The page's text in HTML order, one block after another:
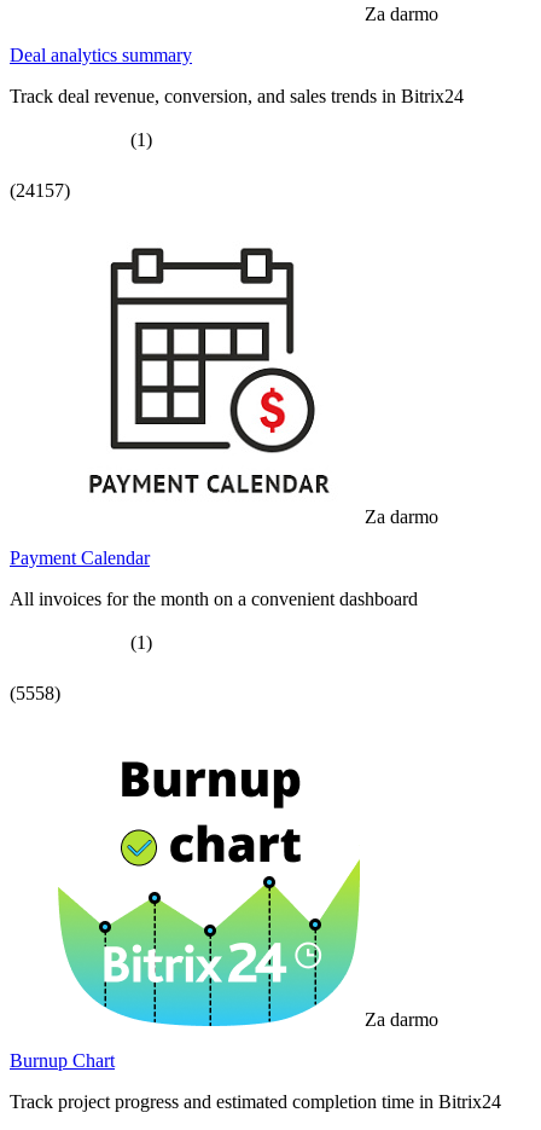
Za darmo
Deal analytics summary
Track deal revenue, conversion, and sales trends in Bitrix24
(1)
(24157)
Za darmo
Payment Calendar
All invoices for the month on a convenient dashboard
(1)
(5558)
Za darmo
Burnup Chart
Track project progress and estimated completion time in Bitrix24